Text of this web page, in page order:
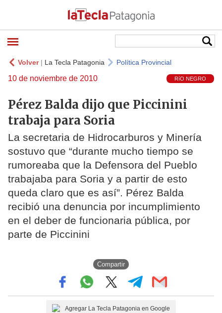
Volver| La Tecla Patagonia Política Provincial
10 de noviembre de 2010 RíO NEGRO
Pérez Balda dijo que Piccinini
trabaja para Soria
La secretaria de Hidrocarburos y Minería
sostuvo que “durante mucho tiempo se
rumoreaba que la Defensora del Pueblo
trabajaba para Soria y a partir de esto
queda claro que es así”. Pérez Balda
recibió una denuncia por incumplimiento
en el deber de funcionaria pública, por
parte de Piccinini
Compartir
Agregar La Tecla Patagonia en Google